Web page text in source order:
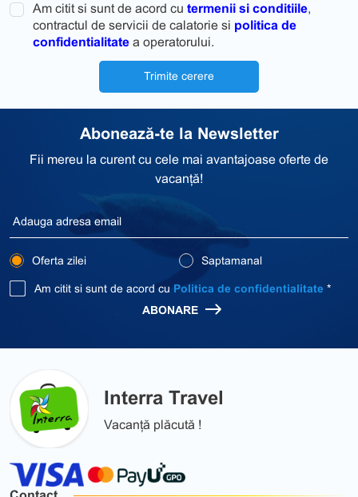
Am citit si sunt de acord cu termenii si conditiile,
contractul de servicii de calatorie si politica de
confidentialitate a operatorului.
Trimite cerere
Abonează-te la Newsletter
Fii mereu la curent cu cele mai avantajoase oferte de
vacanță!
Oferta zilei Saptamanal
Am citit si sunt de acord cu Politica de confidentialitate *
ABONARE
Interra Travel
Vacanță plăcută !